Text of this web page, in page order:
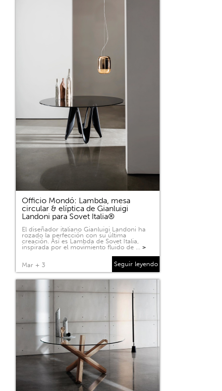
Officio Mondó: Lambda, mesa
circular & elíptica de Gianluigi
Landoni para Sovet Italia®
El diseñador italiano Gianluigi Landoni ha
rozado la perfección con su última
creación. Así es Lambda de Sovet Italia,
inspirada por el movimiento fluido de … >
Mar + 3 Seguir leyendo